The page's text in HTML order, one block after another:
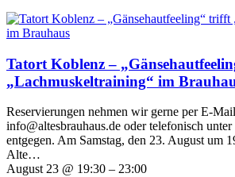
Tatort Koblenz –
„Lachmuskeltraining“ im
Reservierungen nehmen wir gerne per E-
info@altesbrauhaus.de oder telefonisch
entgegen. Am Samstag, den 23. August um
Alte…
August 23 @ 19:30 – 23:00